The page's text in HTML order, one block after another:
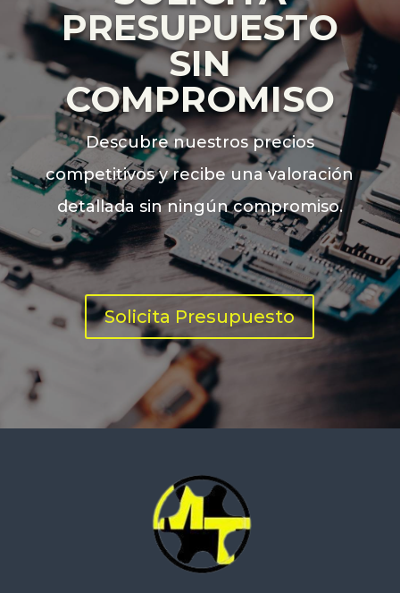
PRESUPUESTO
SIN
COMPROMISO
Descubre nuestros precios
competitivos y recibe una valoración
detallada sin ningún compromiso.
Solicita Presupuesto